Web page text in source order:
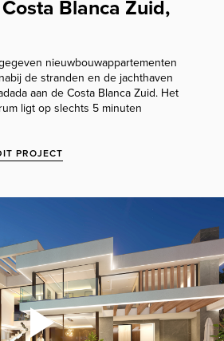
Blanca Zuid,
nieuwbouwappartementen
de stranden en de jachthaven
aan de Costa Blanca Zuid. Het
ligt op slechts 5 minuten
PROJECT